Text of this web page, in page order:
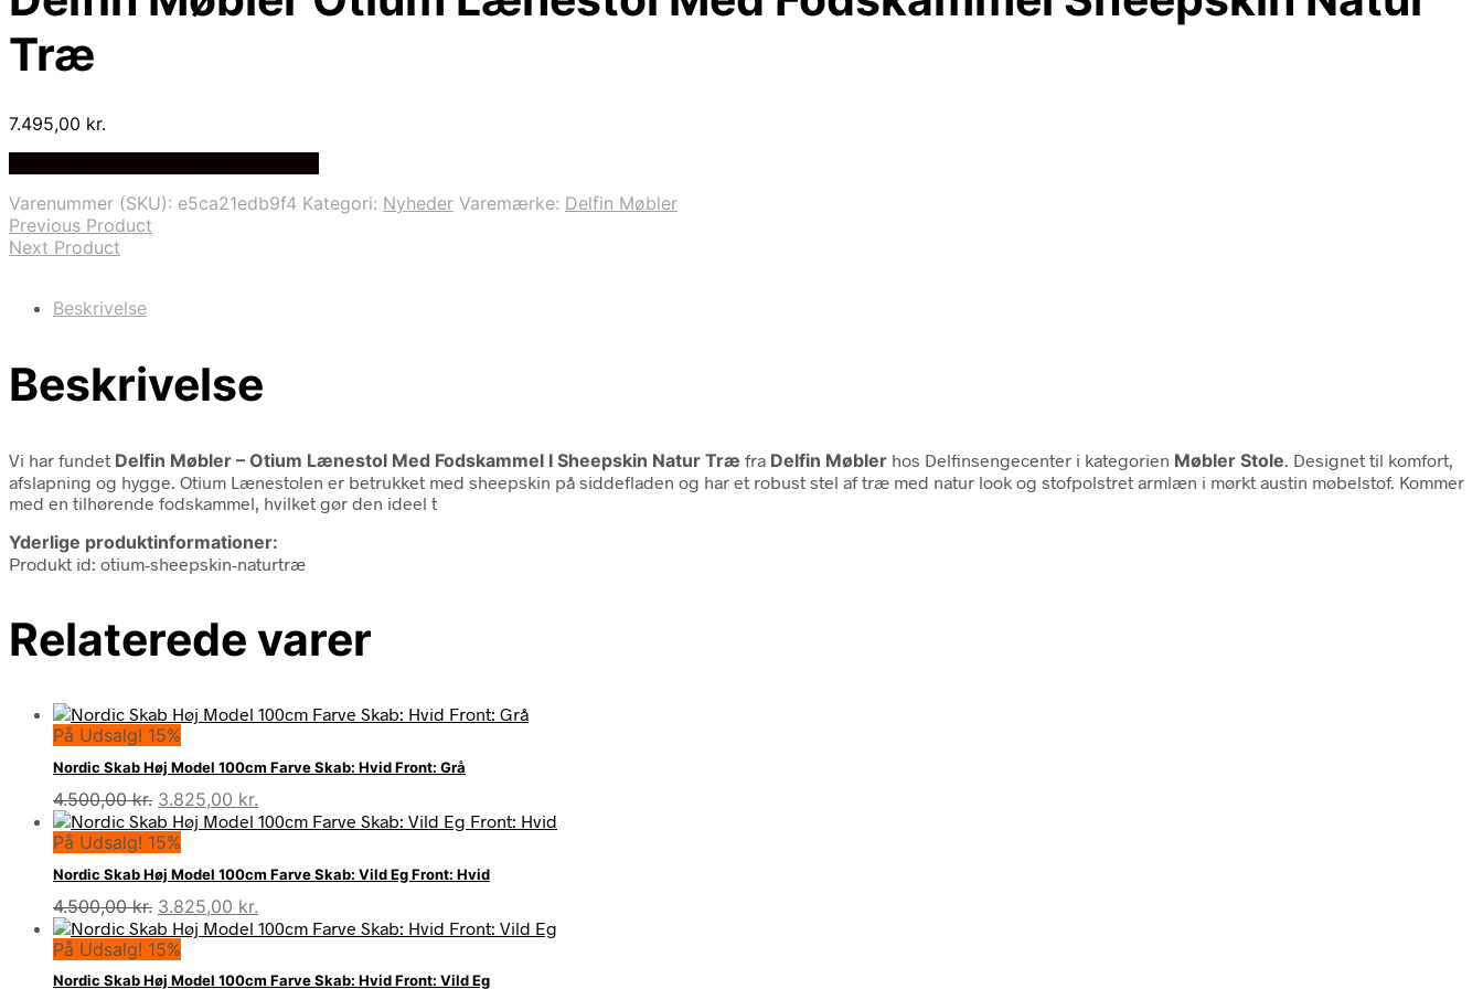
Træ
7.495,00 kr.
Varenummer (SKU): e5ca21edb9f4 Kategori: Nyheder Varemærke: Delfin Møbler
Previous Product
Next Product
Beskrivelse
Beskrivelse
Vi har fundet Delfin Møbler – Otium Lænestol Med Fodskammel I Sheepskin Natur Træ fra Delfin Møbler hos Delfinsengecenter i kategorien Møbler Stole . Designet til komfort,
afslapning og hygge. Otium Lænestolen er betrukket med sheepskin på siddefladen og har et robust stel af træ med natur look og stofpolstret armlæn i mørkt austin møbelstof. Kommer
med en tilhørende fodskammel, hvilket gør den ideel t
Yderlige produktinformationer:
Produkt id: otium-sheepskin-naturtræ
Relaterede varer
På Udsalg! 15%
Nordic Skab Høj Model 100cm Farve Skab: Hvid Front: Grå
4.500,00kr. Den
oprindelige
pris
var:
4.500,00 kr..
3.825,00 kr.
aktuelle
er:
3.825,00 kr..
På Udsalg! 15%
Nordic Skab Høj Model 100cm Farve Skab: Vild Eg Front: Hvid
4.500,00kr. Den
oprindelige
pris
var:
3.825,00 kr.
aktuelle
er:
På Udsalg! 15%
Nordic Skab Høj Model 100cm Farve Skab: Hvid Front: Vild Eg